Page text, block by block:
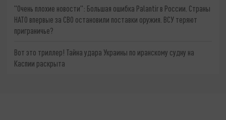
"Очень плохие новости": Большая ошибка Palantir в России. Страны
НАТО впервые за СВО остановили поставки оружия. ВСУ теряют
приграничье?
Вот это триллер! Тайна удара Украины по иранскому судну на
Каспии раскрыта